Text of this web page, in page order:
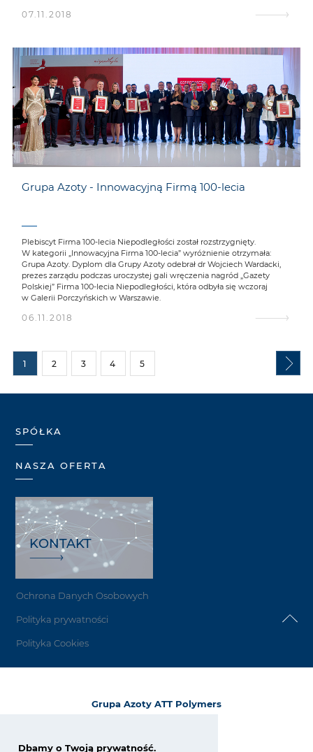
Dbamy o Twoją prywatność.
07.11.2018
Grupa Azoty - Innowacyjną Firmą 100-lecia
Plebiscyt Firma 100-lecia Niepodległości został rozstrzygnięty.
W kategorii „Innowacyjna Firma 100-lecia” wyróżnienie otrzymała:
Grupa Azoty. Dyplom dla Grupy Azoty odebrał dr Wojciech Wardacki,
prezes zarządu podczas uroczystej gali wręczenia nagród „Gazety
Polskiej” Firma 100-lecia Niepodległości, która odbyła się wczoraj
w Galerii Porczyńskich w Warszawie.
06.11.2018
1 2 3 4 5
SPÓŁKA
NASZA OFERTA
KONTAKT
Ochrona Danych Osobowych
Polityka prywatności
Polityka Cookies
Grupa Azoty ATT Polymers
Niemcy / Germany